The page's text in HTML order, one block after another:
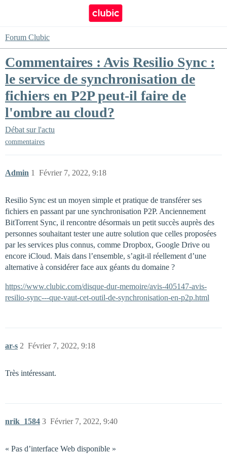
Forum Clubic
Commentaires : Avis Resilio Sync :
le service de synchronisation de
fichiers en P2P peut-il faire de
l'ombre au cloud?
Débat sur l'actu
commentaires
Admin Février 7, 2022, 9:18
1
Resilio Sync est un moyen simple et pratique de transférer ses
fichiers en passant par une synchronisation P2P. Anciennement
BitTorrent Sync, il rencontre désormais un petit succès auprès des
personnes souhaitant tester une autre solution que celles proposées
par les services plus connus, comme Dropbox, Google Drive ou
encore iCloud. Mais dans l’ensemble, s’agit-il réellement d’une
alternative à considérer face aux géants du domaine ?
https://www.clubic.com/disque-dur-memoire/avis-405147-avis-
resilio-sync---que-vaut-cet-outil-de-synchronisation-en-p2p.html
ar-s Février 7, 2022, 9:18
2
Très intéressant.
nrik_1584 Février 7, 2022, 9:40
3
« Pas d’interface Web disponible »